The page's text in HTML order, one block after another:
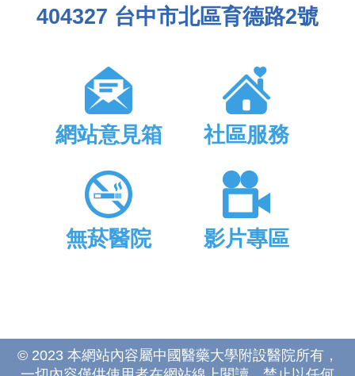
404327 台中市北區育德路2號
網站意見箱 社區服務
無菸醫院 影片專區
© 2023 本網站內容屬中國醫藥大學附設醫院所有，